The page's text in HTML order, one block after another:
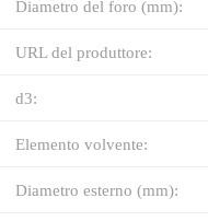
Diametro del foro (mm):
URL del produttore:
d3:
Elemento volvente:
Diametro esterno (mm):